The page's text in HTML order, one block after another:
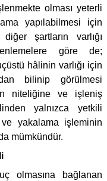
olması yeterli
yapılabilmesi için
şartların varlığı
göre de;
hâlinin varlığı için
bilinip görülmesi
niteliğine ve işleniş
yalnızca yetkili
yakalama işleminin
mümkündür.
olmasına bağlanan